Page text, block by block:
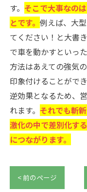
す。 そこで大事なの
とです。 例えば、大
てください！と大書
で車を動かすといっ
方法はあえての強気
印象付けることがで
逆効果となるため、
れます。 それでも斬
激化の中で差別化す
につながります。
< 前のページ